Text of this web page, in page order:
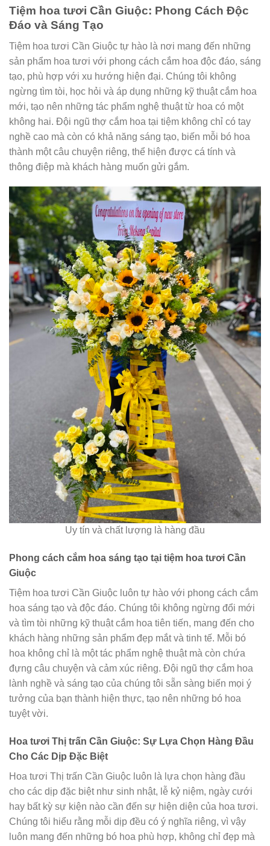
Tiệm hoa tươi Cần Giuộc: Phong Cách Độc
Đáo và Sáng Tạo
Tiệm hoa tươi Cần Giuộc tự hào là nơi mang đến những
sản phẩm hoa tươi với phong cách cắm hoa độc đáo, sáng
tạo, phù hợp với xu hướng hiện đại. Chúng tôi không
ngừng tìm tòi, học hỏi và áp dụng những kỹ thuật cắm hoa
mới, tạo nên những tác phẩm nghệ thuật từ hoa có một
không hai. Đội ngũ thợ cắm hoa tại tiệm không chỉ có tay
nghề cao mà còn có khả năng sáng tạo, biến mỗi bó hoa
thành một câu chuyện riêng, thể hiện được cá tính và
thông điệp mà khách hàng muốn gửi gắm.
Uy tín và chất lượng là hàng đầu
Phong cách cắm hoa sáng tạo tại tiệm hoa tươi Cần
Giuộc
Tiệm hoa tươi Cần Giuộc luôn tự hào với phong cách cắm
hoa sáng tạo và độc đáo. Chúng tôi không ngừng đổi mới
và tìm tòi những kỹ thuật cắm hoa tiên tiến, mang đến cho
khách hàng những sản phẩm đẹp mắt và tinh tế. Mỗi bó
hoa không chỉ là một tác phẩm nghệ thuật mà còn chứa
đựng câu chuyện và cảm xúc riêng. Đội ngũ thợ cắm hoa
lành nghề và sáng tạo của chúng tôi sẵn sàng biến mọi ý
tưởng của bạn thành hiện thực, tạo nên những bó hoa
tuyệt vời.
Hoa tươi Thị trấn Cần Giuộc: Sự Lựa Chọn Hàng Đầu
Cho Các Dịp Đặc Biệt
Hoa tươi Thị trấn Cần Giuộc luôn là lựa chọn hàng đầu
cho các dịp đặc biệt như sinh nhật, lễ kỷ niệm, ngày cưới
hay bất kỳ sự kiện nào cần đến sự hiện diện của hoa tươi.
Chúng tôi hiểu rằng mỗi dịp đều có ý nghĩa riêng, vì vậy
luôn mang đến những bó hoa phù hợp, không chỉ đẹp mà